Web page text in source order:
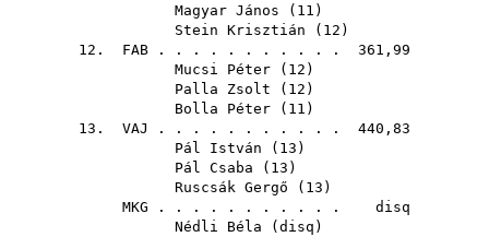
Magyar János ( 11 )
Stein Krisztián ( 12 )
12. FAB . . . . . . . . . . . 361,99
Mucsi Péter ( 12 )
Palla Zsolt ( 12 )
Bolla Péter ( 11 )
13. VAJ
. . . . . . . . . . . 440,83
Pál István ( 13 )
Pál Csaba ( 13 )
Ruscsák Gergő ( 13 )
MKG . . . . . . . . . . . disq
Nédli Béla ( disq )